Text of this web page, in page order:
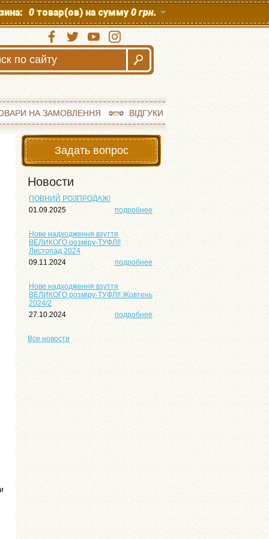
0товар(ов) на сумму0 грн.
НА ЗАМОВЛЕННЯ ВІДГУКИ
Задать вопрос
Новости
ПОВНИЙ РОЗПРОДАЖ!
01.09.2025
подробнее
Нове надходження взуття
ВЕЛИКОГО розміру-ТУФЛІ!
Листопад 2024
09.11.2024
подробнее
Нове надходження взуття
ВЕЛИКОГО розміру-ТУФЛІ! Жовтень
2024/2
27.10.2024
подробнее
Всеновости